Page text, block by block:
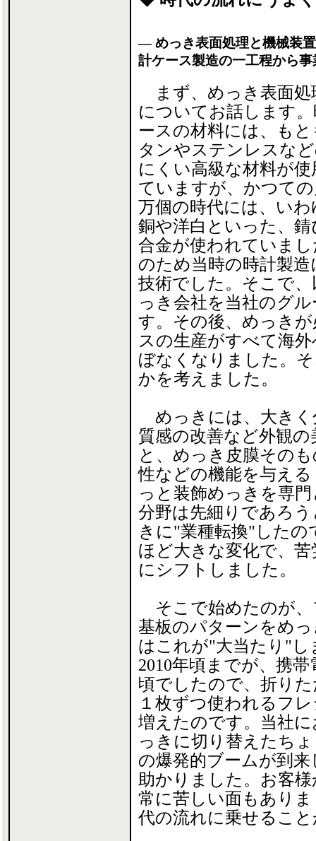
― めっき表面処理と機械装
計ケース製造の一工程から
まず、めっき表面処
についてお話します
ースの材料には、も
タンやステンレスな
にくい高級な材料が使
ていますが、かつての
万個の時代には、いわ
銅や洋白といった、錆
合金が使われていま
のため当時の時計製
技術でした。そこで
っき会社を当社のグ
す。その後、めっき
スの生産がすべて海
ぼなくなりました。
かを考えました。
めっきには、大きく
質感の改善など外観
と、めっき皮膜その
性などの機能を与え
っと装飾めっきを専
分野は先細りであろ
きに"業種転換"した
ほど大きな変化で、
にシフトしました。
そこで始めたのが、
基板のパターンをめ
はこれが"大当たり"し
2010年頃までが、携
頃でしたので、折り
１枚ずつ使われるフ
増えたのです。当社
っきに切り替えたち
の爆発的ブームが到
助かりました。お客
常に苦しい面もあり
代の流れに乗せるこ